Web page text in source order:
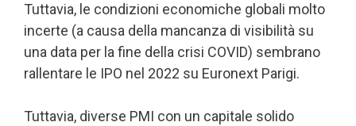
Tuttavia, le condizioni economiche globali molto
incerte (a causa della mancanza di visibilità su
una data per la fine della crisi COVID) sembrano
rallentare le IPO nel 2022 su Euronext Parigi.
Tuttavia, diverse PMI con un capitale solido